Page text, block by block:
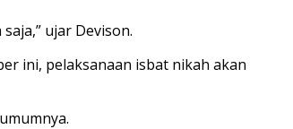
ujar Devison.
ini, pelaksanaan isbat nikah akan